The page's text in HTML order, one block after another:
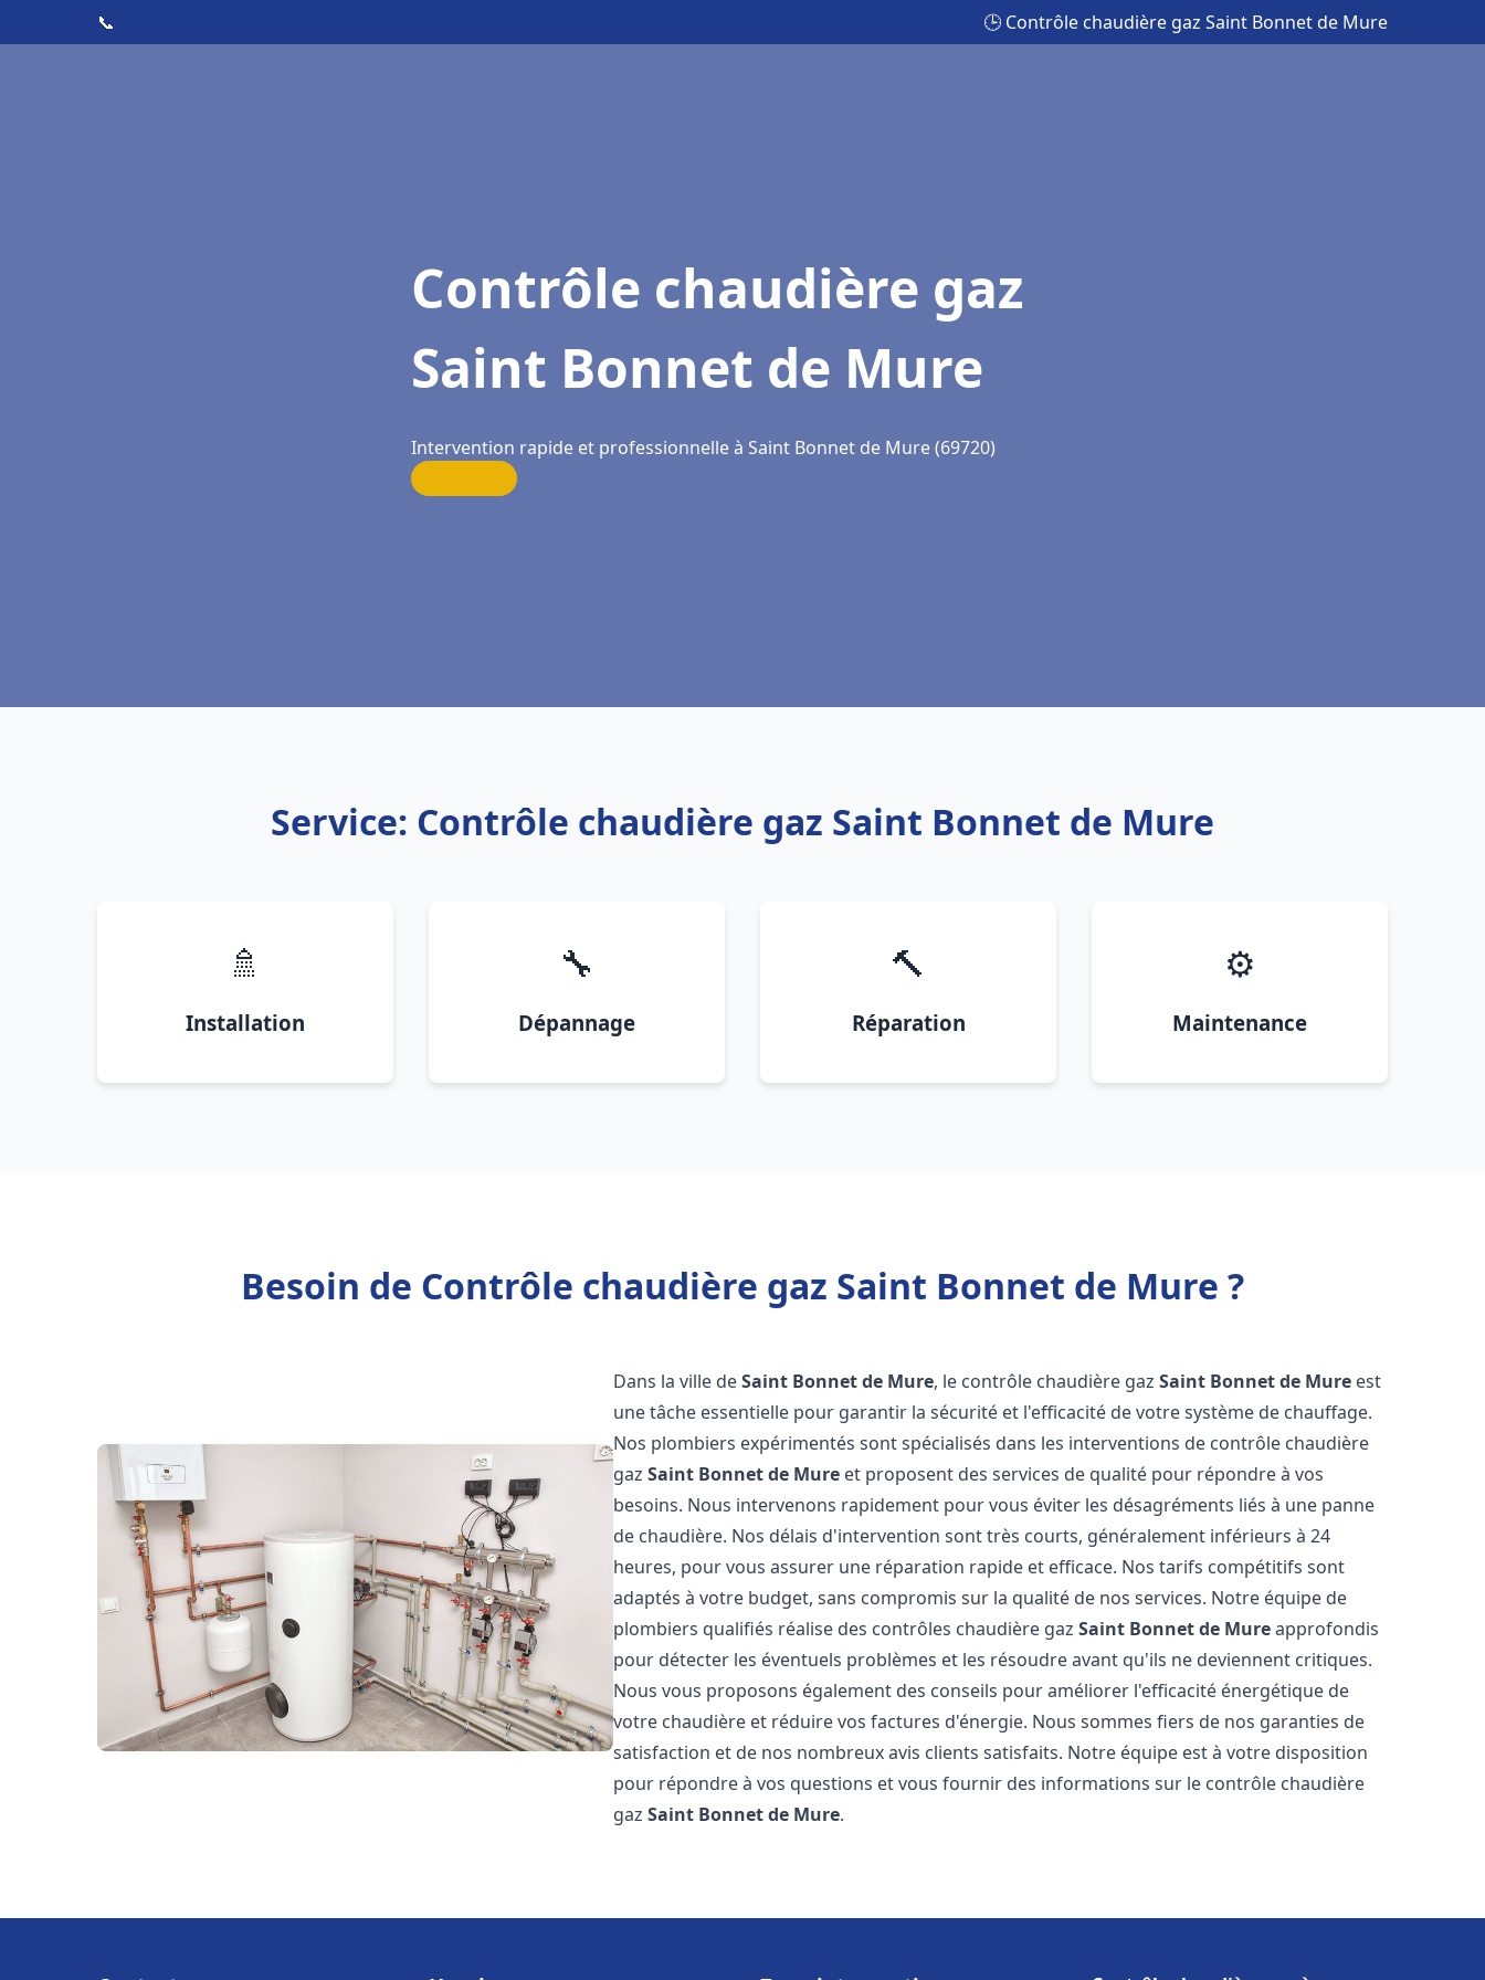
📞 🕒 Contrôle chaudière gaz Saint Bonnet de Mure
Contrôle chaudière gaz
Saint Bonnet de Mure
Intervention rapide et professionnelle à Saint Bonnet de Mure (69720)
Service: Contrôle chaudière gaz Saint Bonnet de Mure
🚿
Installation
🔧
Dépannage
🔨
Réparation
⚙️
Maintenance
Besoin de Contrôle chaudière gaz Saint Bonnet de Mure ?
Dans la ville deSaint Bonnet de Mure, le contrôle chaudière gazSaint Bonnet de Mure est
une tâche essentielle pour garantir la sécurité et l'efficacité de votre système de chauffage.
Nos plombiers expérimentés sont spécialisés dans les interventions de contrôle chaudière
gazSaint Bonnet de Mure et proposent des services de qualité pour répondre à vos
besoins. Nous intervenons rapidement pour vous éviter les désagréments liés à une panne
de chaudière. Nos délais d'intervention sont très courts, généralement inférieurs à 24
heures, pour vous assurer une réparation rapide et efficace. Nos tarifs compétitifs sont
adaptés à votre budget, sans compromis sur la qualité de nos services. Notre équipe de
plombiers qualifiés réalise des contrôles chaudière gazSaint Bonnet de Mureapprofondis
pour détecter les éventuels problèmes et les résoudre avant qu'ils ne deviennent critiques.
Nous vous proposons également des conseils pour améliorer l'efficacité énergétique de
votre chaudière et réduire vos factures d'énergie. Nous sommes fiers de nos garanties de
satisfaction et de nos nombreux avis clients satisfaits. Notre équipe est à votre disposition
pour répondre à vos questions et vous fournir des informations sur le contrôle chaudière
gazSaint Bonnet de Mure.